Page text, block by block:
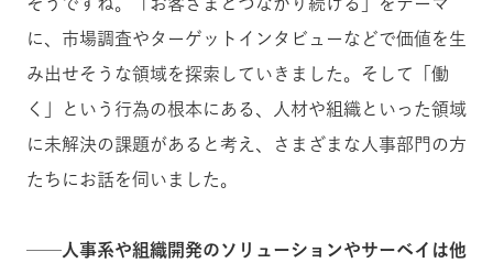
に、市場調査やターゲットインタビューなどで価値を生
み出せそうな領域を探索していきました。そして「働
く」という行為の根本にある、人材や組織といった領域
に未解決の課題があると考え、さまざまな人事部門の方
たちにお話を伺いました。
──人事系や組織開発のソリューションやサーベイは他